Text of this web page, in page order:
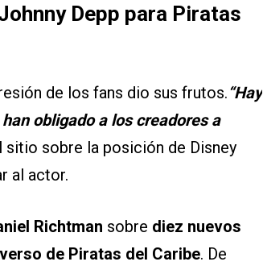
Depp para Piratas
de los fans dio sus frutos.“Hay
obligado a los creadores a
sitio sobre la posición de Disney
al actor.
Richtman sobre diez nuevos
de Piratas del Caribe. De